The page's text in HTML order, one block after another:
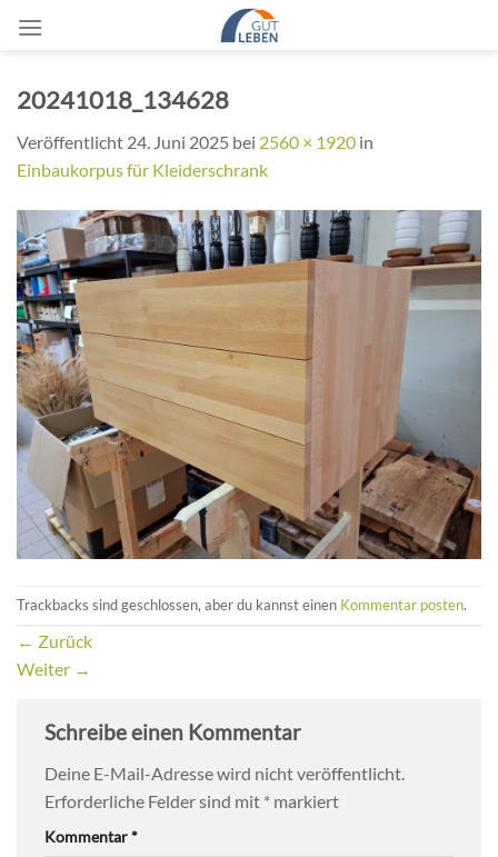
Inhalt
20241018_134628
Veröffentlicht 24. Juni 2025 bei 2560 × 1920 in
Einbaukorpus für Kleiderschrank
Trackbacks sind geschlossen, aber du kannst einen Kommentar posten.
← Zurück
Weiter →
Schreibe einen Kommentar
Deine E-Mail-Adresse wird nicht veröffentlicht.
Erforderliche Felder sind mit * markiert
Kommentar*